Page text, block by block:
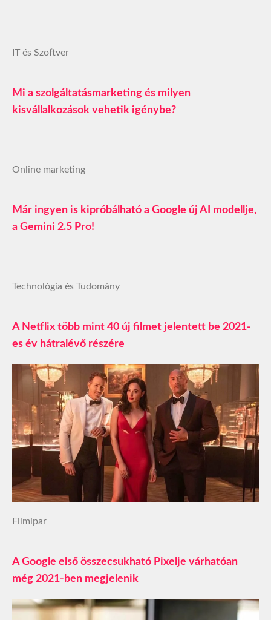
IT és Szoftver
Mi a szolgáltatásmarketing és milyen
kisvállalkozások vehetik igénybe?
Online marketing
Már ingyen is kipróbálható a Google új AI modellje,
a Gemini 2.5 Pro!
Technológia és Tudomány
A Netflix több mint 40 új filmet jelentett be 2021-
es év hátralévő részére
Filmipar
A Google első összecsukható Pixelje várhatóan
még 2021-ben megjelenik